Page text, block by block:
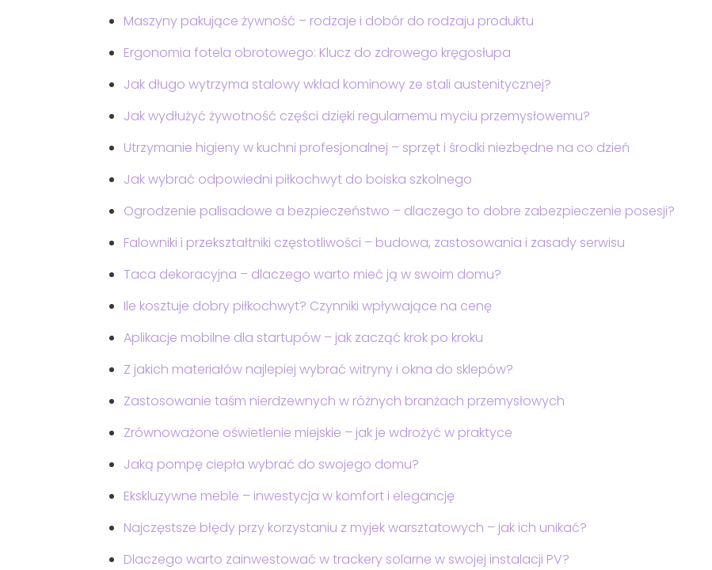
Maszyny pakujące żywność – rodzaje i dobór do rodzaju produktu
Ergonomia fotela obrotowego: Klucz do zdrowego kręgosłupa
Jak długo wytrzyma stalowy wkład kominowy ze stali austenitycznej?
Jak wydłużyć żywotność części dzięki regularnemu myciu przemysłowemu?
Utrzymanie higieny w kuchni profesjonalnej – sprzęt i środki niezbędne na co dzień
Jak wybrać odpowiedni piłkochwyt do boiska szkolnego
Ogrodzenie palisadowe a bezpieczeństwo – dlaczego to dobre zabezpieczenie posesji?
Falowniki i przekształtniki częstotliwości – budowa, zastosowania i zasady serwisu
Taca dekoracyjna – dlaczego warto mieć ją w swoim domu?
Ile kosztuje dobry piłkochwyt? Czynniki wpływające na cenę
Aplikacje mobilne dla startupów – jak zacząć krok po kroku
Z jakich materiałów najlepiej wybrać witryny i okna do sklepów?
Zastosowanie taśm nierdzewnych w różnych branżach przemysłowych
Zrównoważone oświetlenie miejskie – jak je wdrożyć w praktyce
Jaką pompę ciepła wybrać do swojego domu?
Ekskluzywne meble – inwestycja w komfort i elegancję
Najczęstsze błędy przy korzystaniu z myjek warsztatowych – jak ich unikać?
Dlaczego warto zainwestować w trackery solarne w swojej instalacji PV?